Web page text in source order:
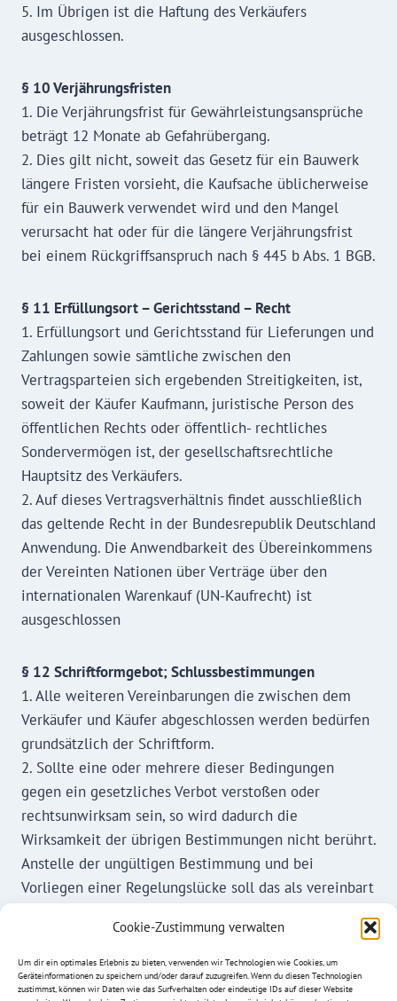
Cookie-Zustimmung verwalten
Um dir ein optimales Erlebnis zu bieten, verwenden wir Technologien wie Cookies, um
Geräteinformationen zu speichern und/oder darauf zuzugreifen. Wenn du diesen Technologien
zustimmst, können wir Daten wie das Surfverhalten oder eindeutige IDs auf dieser Website
5. Im Übrigen ist die Haftung des Verkäufers
ausgeschlossen.
§ 10 Verjährungsfristen
1. Die Verjährungsfrist für Gewährleistungsansprüche
beträgt 12 Monate ab Gefahrübergang.
2. Dies gilt nicht, soweit das Gesetz für ein Bauwerk
längere Fristen vorsieht, die Kaufsache üblicherweise
für ein Bauwerk verwendet wird und den Mangel
verursacht hat oder für die längere Verjährungsfrist
bei einem Rückgriffsanspruch nach § 445 b Abs. 1 BGB.
§ 11 Erfüllungsort – Gerichtsstand – Recht
1. Erfüllungsort und Gerichtsstand für Lieferungen und
Zahlungen sowie sämtliche zwischen den
Vertragsparteien sich ergebenden Streitigkeiten, ist,
soweit der Käufer Kaufmann, juristische Person des
öffentlichen Rechts oder öffentlich- rechtliches
Sondervermögen ist, der gesellschaftsrechtliche
Hauptsitz des Verkäufers.
2. Auf dieses Vertragsverhältnis findet ausschließlich
das geltende Recht in der Bundesrepublik Deutschland
Anwendung. Die Anwendbarkeit des Übereinkommens
der Vereinten Nationen über Verträge über den
internationalen Warenkauf (UN-Kaufrecht) ist
ausgeschlossen
§ 12 Schriftformgebot; Schlussbestimmungen
1. Alle weiteren Vereinbarungen die zwischen dem
Verkäufer und Käufer abgeschlossen werden bedürfen
grundsätzlich der Schriftform.
2. Sollte eine oder mehrere dieser Bedingungen
gegen ein gesetzliches Verbot verstoßen oder
rechtsunwirksam sein, so wird dadurch die
Wirksamkeit der übrigen Bestimmungen nicht berührt.
Anstelle der ungültigen Bestimmung und bei
Vorliegen einer Regelungslücke soll das als vereinbart
Geschäftsbedingungen dem wirtschaftlichen Interesse
und dem mutmaßlichen Willen der
Vertragsschließenden am ehesten entsprochen hätte.